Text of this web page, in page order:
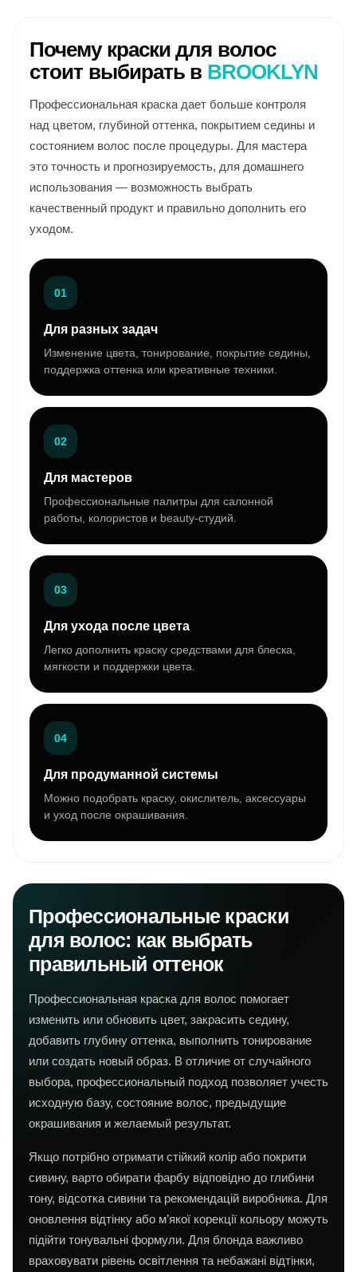
Почему краски для волос
стоит выбирать в BROOKLYN
Профессиональная краска дает больше контроля
над цветом, глубиной оттенка, покрытием седины и
состоянием волос после процедуры. Для мастера
это точность и прогнозируемость, для домашнего
использования — возможность выбрать
качественный продукт и правильно дополнить его
уходом.
01
Для разных задач
Изменение цвета, тонирование, покрытие седины,
поддержка оттенка или креативные техники.
02
Для мастеров
Профессиональные палитры для салонной
работы, колористов и beauty-студий.
03
Для ухода после цвета
Легко дополнить краску средствами для блеска,
мягкости и поддержки цвета.
04
Для продуманной системы
Можно подобрать краску, окислитель, аксессуары
и уход после окрашивания.
Профессиональные краски
для волос: как выбрать
правильный оттенок
Профессиональная краска для волос помогает
изменить или обновить цвет, закрасить седину,
добавить глубину оттенка, выполнить тонирование
или создать новый образ. В отличие от случайного
выбора, профессиональный подход позволяет учесть
исходную базу, состояние волос, предыдущие
окрашивания и желаемый результат.
Якщо потрібно отримати стійкий колір або покрити
сивину, варто обирати фарбу відповідно до глибини
тону, відсотка сивини та рекомендацій виробника. Для
оновлення відтінку або м’якої корекції кольору можуть
підійти тонувальні формули. Для блонда важливо
враховувати рівень освітлення та небажані відтінки,